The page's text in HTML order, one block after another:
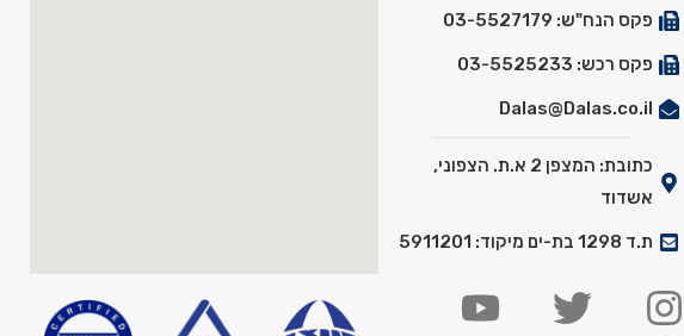
פקס הנח"ש: 03-5527179
פקס רכש: 03-5525233
Dalas@Dalas.co.il
כתובת: המצפן 2 א.ת. הצפוני,
אשדוד
ת.ד 1298 בת-ים מיקוד: 5911201